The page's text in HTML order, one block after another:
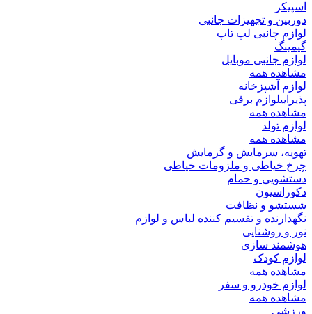
اسپیکر
دوربین و تجهیزات جانبی
لوازم چانبی لپ تاپ
گیمینگ
لوازم جانبی موبایل
مشاهده همه
لوازم آشپزخانه
پذیراییلوازم برقی
مشاهده همه
لوازم تولد
مشاهده همه
تهویه، سرمایش و گرمایش
چرخ خیاطی و ملزومات خیاطی
دستشویی و حمام
دکوراسیون
شستشو و نظافت
نگهدارنده و تقسیم کننده لباس و لوازم
نور و روشنایی
هوشمند سازی
لوازم کودک
مشاهده همه
لوازم خودرو و سفر
مشاهده همه
ورزشی